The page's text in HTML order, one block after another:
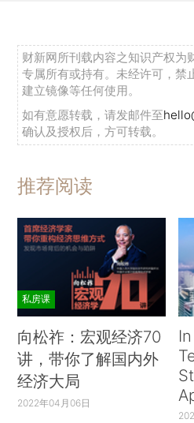
财新网所刊载内容之知识产权为
专属所有或持有。未经许可，禁
建立镜像等任何使用。
如有意愿转载，请发邮件至
确认及授权后，方可转载。
推荐阅读
私房课
向松祚：宏观经济70
讲，带你了解国内外
经济大局
2022年04月06日